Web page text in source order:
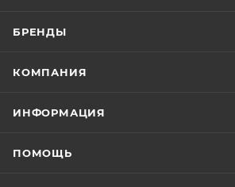
БРЕНДЫ
КОМПАНИЯ
ИНФОРМАЦИЯ
ПОМОЩЬ